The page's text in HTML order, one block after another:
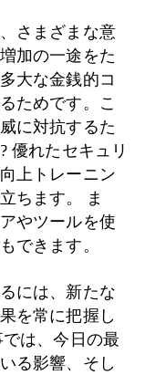
さまざまな意
加の一途をた
大な金銭的コ
ためです。こ
に対抗するた
優れたセキュリ
上トレーニン
ちます。 ま
やツールを使
できます。
には、新たな
を常に把握し
は、今日の最
る影響、そし